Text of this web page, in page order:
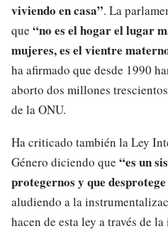
viviendo en casa”. La
que “no es el hogar el lugar
mujeres, es el vientre
ha afirmado que desde 1990
aborto dos millones
de la ONU.
Ha criticado también la Ley
Género diciendo que “es un
protegernos y que
aludiendo a la
hacen de esta ley a través de